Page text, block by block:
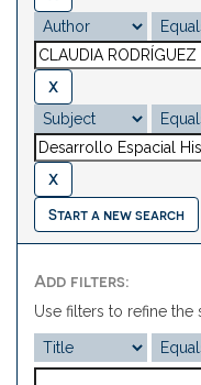
Start a new search
Add filters:
Use filters to refine the